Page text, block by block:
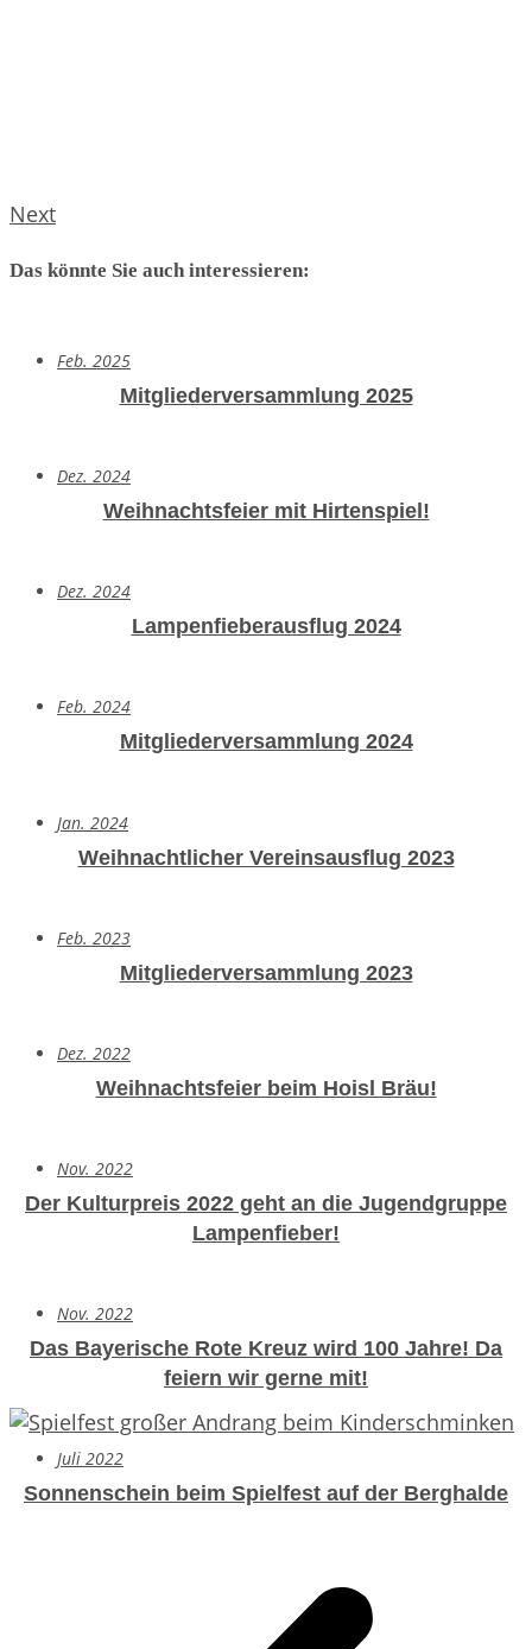
Next
Das könnte Sie auch interessieren:
Feb. 2025
Mitgliederversammlung 2025
Dez. 2024
Weihnachtsfeier mit Hirtenspiel!
Dez. 2024
Lampenfieberausflug 2024
Feb. 2024
Mitgliederversammlung 2024
Jan. 2024
Weihnachtlicher Vereinsausflug 2023
Feb. 2023
Mitgliederversammlung 2023
Dez. 2022
Weihnachtsfeier beim Hoisl Bräu!
Nov. 2022
Der Kulturpreis 2022 geht an die Jugendgruppe
Lampenfieber!
Nov. 2022
Das Bayerische Rote Kreuz wird 100 Jahre! Da
feiern wir gerne mit!
Juli 2022
Sonnenschein beim Spielfest auf der Berghalde